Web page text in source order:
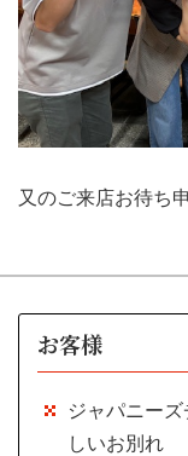
又のご来店お待ち
お客様
ジャパニー
しいお別れ